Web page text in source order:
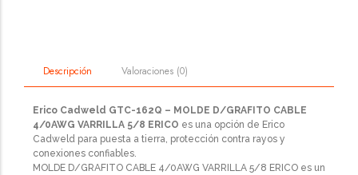
Descripción Valoraciones (0)
Erico Cadweld GTC-162Q – MOLDE D/GRAFITO CABLE
4/0AWG VARRILLA 5/8 ERICO es una opción de Erico
Cadweld para puesta a tierra, protección contra rayos y
conexiones confiables.
MOLDE D/GRAFITO CABLE 4/0AWG VARRILLA 5/8 ERICO es un